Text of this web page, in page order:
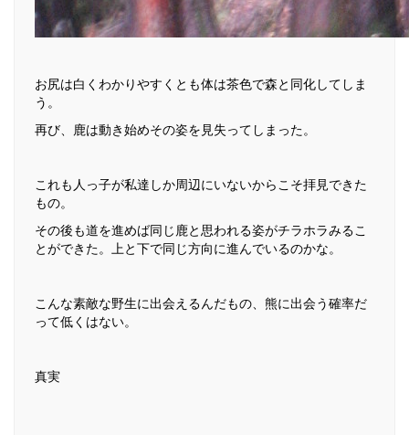
お尻は白くわかりやすくとも体は茶色で森と同化してしま
う。
再び、鹿は動き始めその姿を見失ってしまった。
これも人っ子が私達しか周辺にいないからこそ拝見できた
もの。
その後も道を進めば同じ鹿と思われる姿がチラホラみるこ
とができた。上と下で同じ方向に進んでいるのかな。
こんな素敵な野生に出会えるんだもの、熊に出会う確率だ
って低くはない。
真実